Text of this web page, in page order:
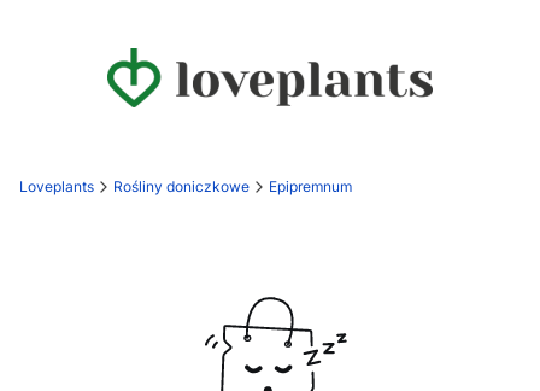
Loveplants Rośliny doniczkowe Epipremnum